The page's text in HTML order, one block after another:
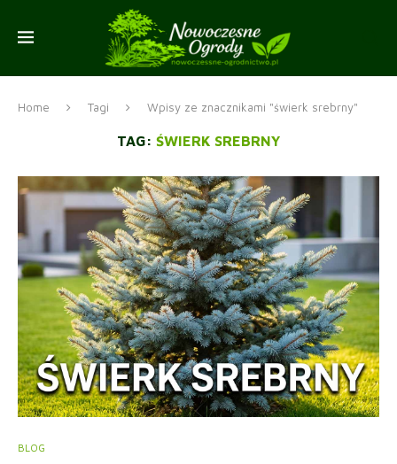
Home Tagi Wpisy ze znacznikami "świerk srebrny"
TAG: ŚWIERK SREBRNY
BLOG